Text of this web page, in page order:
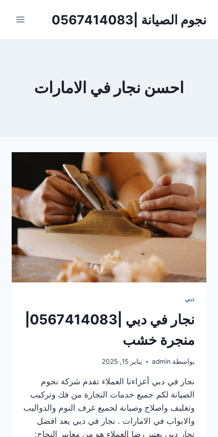
نجوم الصيانة |0567414083
احسن نجار في الامارات
دبي
منجرة خشب
بواسطة admin يناير 15, 2025
نجار في دبي أعزاءنا العملاء تقدم شركة نجوم
الصيانة لكم جميع خدمات النجارة من فك وتركيب
وتغليف واصلاح وصيانة لجميع غرف النوم والدواليب
والابواب في الامارات . نجار في دبي يعد افضل
نجار دبي يعتبر رضا العملاء هو من معايير النجاح: